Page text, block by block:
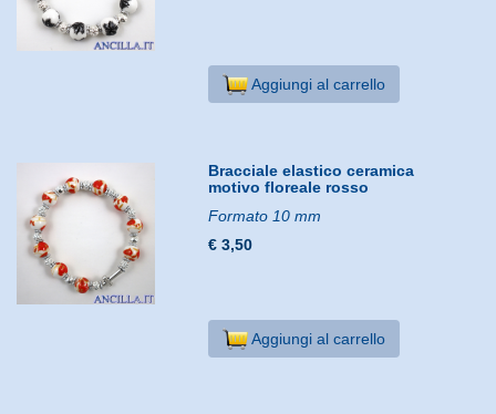
Aggiungi al carrello
Bracciale elastico ceramica
motivo floreale rosso
Formato 10 mm
€ 3,50
Aggiungi al carrello